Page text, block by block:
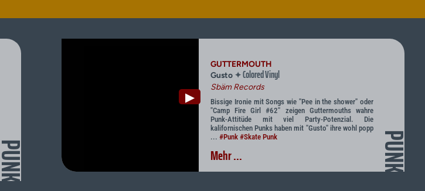
PUNK
▶
PUNK
GUTTERMOUTH
Gusto ✦Colored Vinyl
Sbäm Records
Bissige Ironie mit Songs wie "Pee in the shower" oder
"Camp Fire Girl #62" zeigen Guttermouths wahre
Punk-Attitüde mit viel Party-Potenzial. Die
kalifornischen Punks haben mit "Gusto" ihre wohl popp
... #Punk #Skate Punk
Mehr ...